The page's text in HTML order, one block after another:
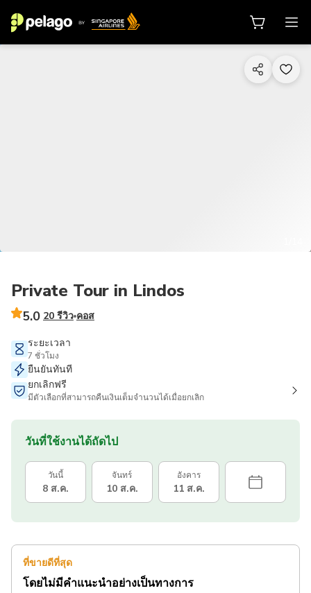
Private Tour in Lindos
5.0 20 รีวิว คอส
ระยะเวลา
7 ชั่วโมง
ยืนยันทันที
ยกเลิกฟรี
มีตัวเลือกที่สามารถคืนเงินเต็มจำนวนได้เมื่อยกเลิก
วันที่ใช้งานได้ถัดไป
วันนี้
8 ส.ค.
จันทร์
10 ส.ค.
อังคาร
11 ส.ค.
ที่ขายดีที่สุด
โดยไม่มีคำแนะนำอย่างเป็นทางการ